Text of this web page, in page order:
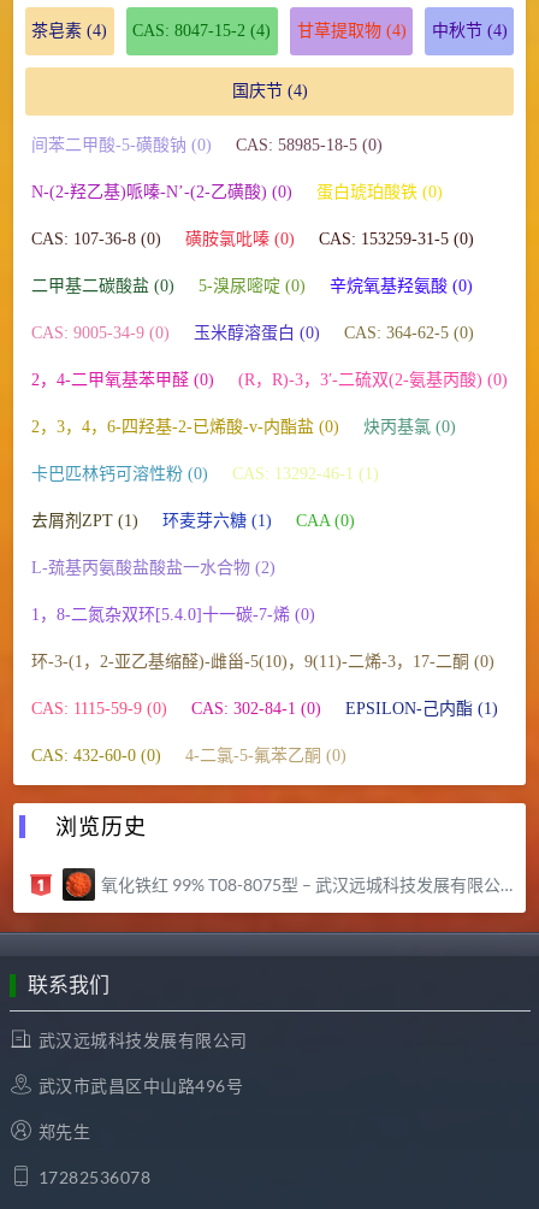
茶皂素 (4) CAS: 8047-15-2 (4) 甘草提取物(4) 中秋节(4)
国庆节(4)
间苯二甲酸-5-磺酸钠 (0) CAS: 58985-18-5 (0)
N-(2-羟乙基)哌嗪-N’-(2-乙磺酸) (0) 蛋白琥珀酸铁 (0)
CAS: 107-36-8 (0) 磺胺氯吡嗪 (0) CAS: 153259-31-5 (0)
二甲基二碳酸盐 (0) 5-溴尿嘧啶 (0) 辛烷氧基羟氨酸 (0)
CAS: 9005-34-9 (0) 玉米醇溶蛋白 (0) CAS: 364-62-5 (0)
2，4-二甲氧基苯甲醛 (0) (R，R)-3，3′-二硫双(2-氨基丙酸) (0)
2，3，4，6-四羟基-2-已烯酸-v-内酯盐 (0) 炔丙基氯 (0)
卡巴匹林钙可溶性粉 (0) CAS: 13292-46-1 (1)
去屑剂ZPT (1) 环麦芽六糖 (1) CAA (0)
L-巯基丙氨酸盐酸盐一水合物 (2)
1，8-二氮杂双环[5.4.0]十一碳-7-烯 (0)
环-3-(1，2-亚乙基缩醛)-雌甾-5(10)，9(11)-二烯-3，17-二酮 (0)
CAS: 1115-59-9 (0) CAS: 302-84-1 (0) EPSILON-己内酯 (1)
CAS: 432-60-0 (0) 4-二氯-5-氟苯乙酮 (0)
浏览历史
氧化铁红 99% T08-8075型 – 武汉远城科技发展有限公司
联系我们
武汉远城科技发展有限公司
武汉市武昌区中山路496号
郑先生
17282536078